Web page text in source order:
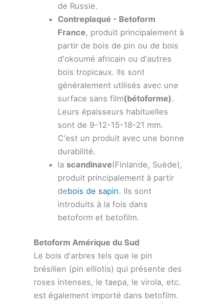
de Russie.
Contreplaqué - Betoform
France, produit principalement à
partir de bois de pin ou de bois
d'okoumé africain ou d'autres
bois tropicaux. Ils sont
généralement utilisés avec une
surface sans film(bétoforme).
Leurs épaisseurs habituelles
sont de 9-12-15-18-21 mm.
C'est un produit avec une bonne
durabilité.
la scandinave(Finlande, Suède),
produit principalement à partir
debois de sapin. Ils sont
introduits à la fois dans
betoform et betofilm.
Betoform Amérique du Sud
Le bois d'arbres tels que le pin
brésilien (pin elliotis) qui présente des
roses intenses, le taepa, le virola, etc.
est également importé dans betofilm.